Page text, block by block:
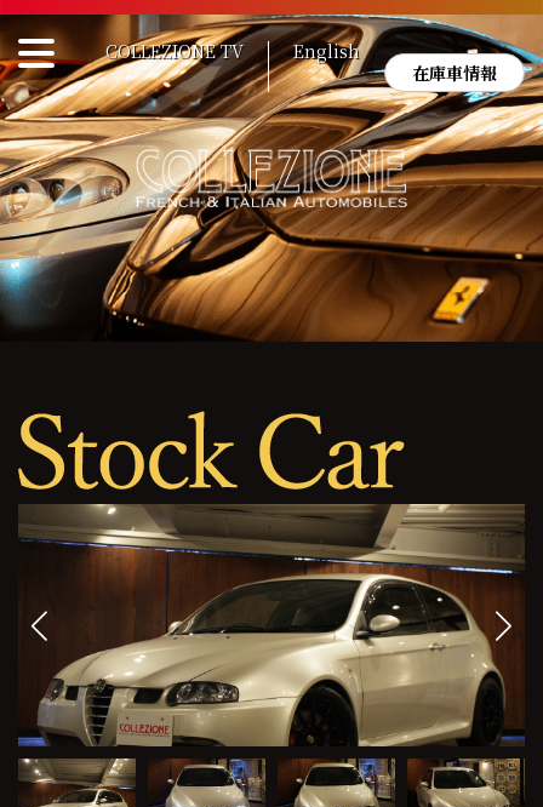
Skip
to
content
COLLEZIONE TV
English
在庫車情報